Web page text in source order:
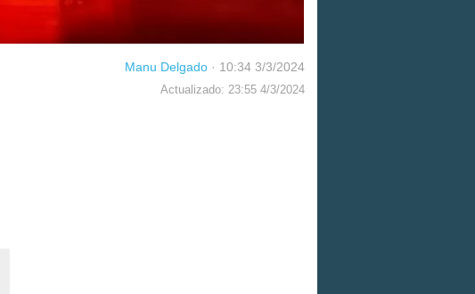
Manu Delgado · 10:34 3/3/2024
Actualizado: 23:55 4/3/2024